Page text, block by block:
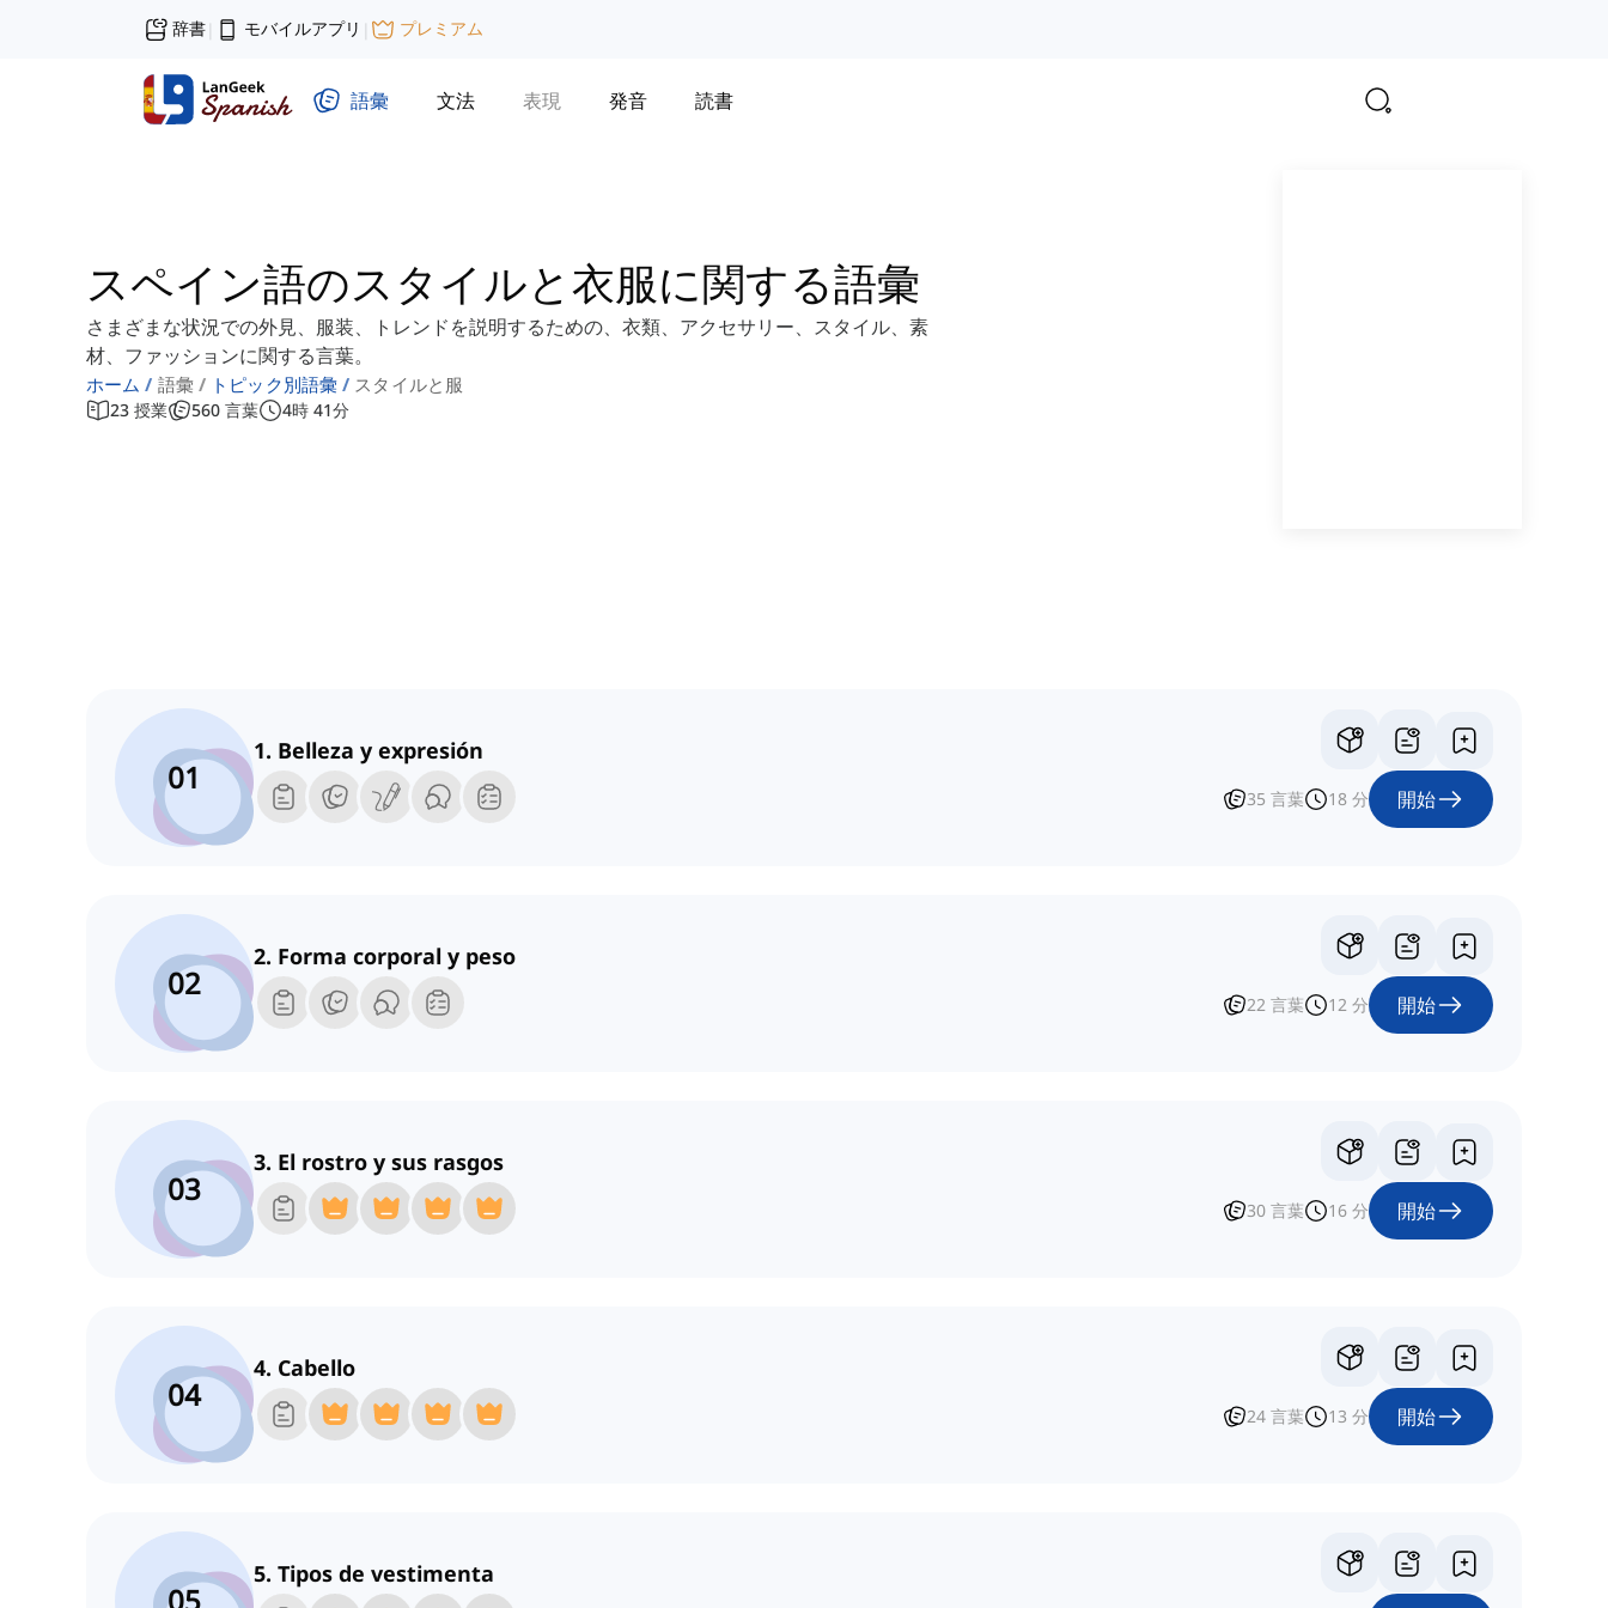
辞書| モバイルアプリ | プレミアム
語彙 文法 表現 発音 読書
スペイン語のスタイルと衣服に関する語彙
さまざまな状況での外見、服装、トレンドを説明するための、衣類、アクセサリー、スタイル、素
材、ファッションに関する言葉。
ホーム 語彙 トピック別語彙 スタイルと服
23 授業 560 言葉 4時 41分
01
1. Belleza y expresión
35 言葉 18 分 開始
02
2. Forma corporal y peso
22 言葉 12 分 開始
03
3. El rostro y sus rasgos
30 言葉 16 分 開始
04
4. Cabello
24 言葉 13 分 開始
5. Tipos de vestimenta